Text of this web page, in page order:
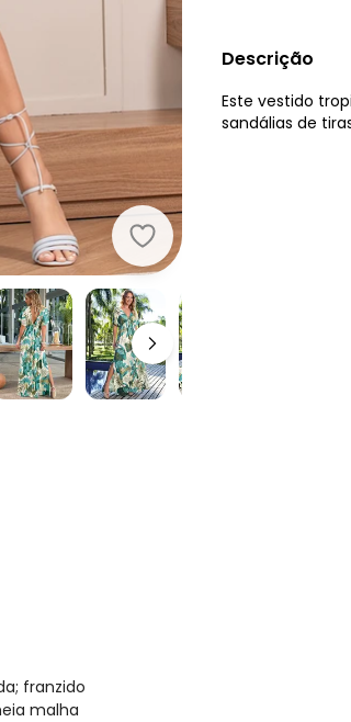
Quintess - Vestido
Descrição
Este vestido
sandálias de
franzido
malha